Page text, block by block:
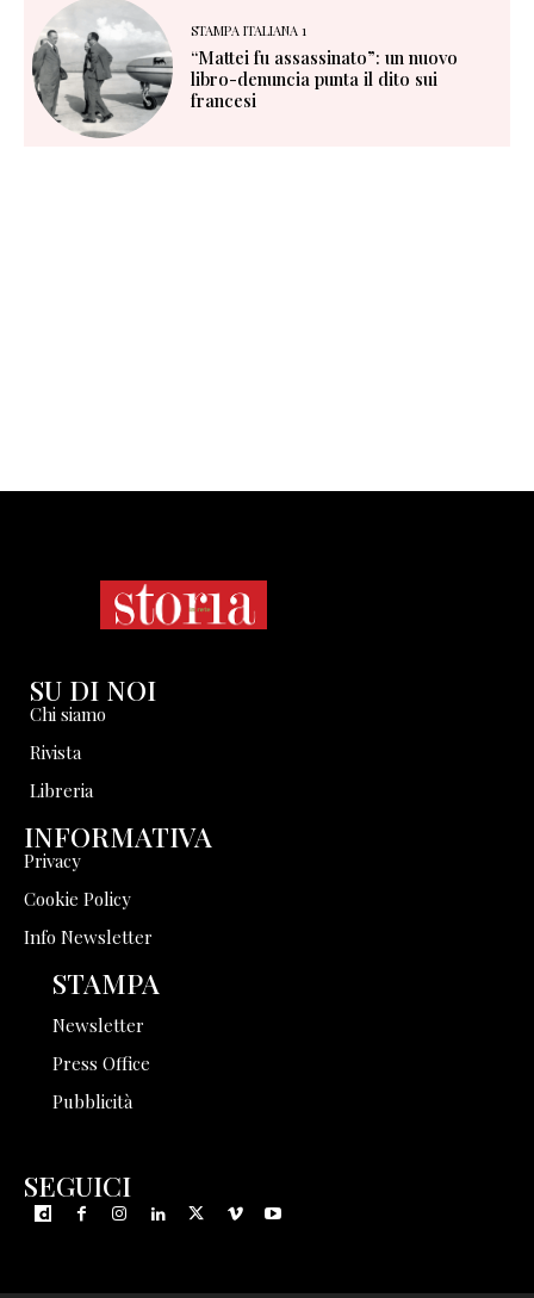
STAMPA ITALIANA 1
“Mattei fu assassinato”: un nuovo
libro-denuncia punta il dito sui
francesi
SU DI NOI
Chi siamo
Rivista
Libreria
INFORMATIVA
Privacy
Cookie Policy
Info Newsletter
STAMPA
Newsletter
Press Office
Pubblicità
SEGUICI